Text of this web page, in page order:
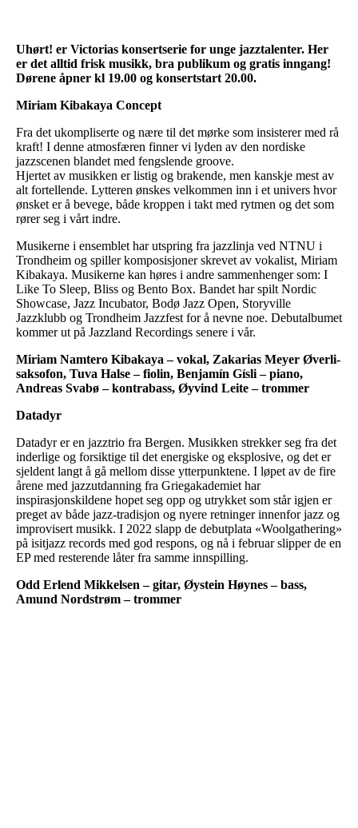
Uhørt! er Victorias konsertserie for unge jazztalenter. Her
er det alltid frisk musikk, bra publikum og gratis inngang!
Dørene åpner kl 19.00 og konsertstart 20.00.
Miriam Kibakaya Concept
Fra det ukompliserte og nære til det mørke som insisterer med rå
kraft! I denne atmosfæren finner vi lyden av den nordiske
jazzscenen blandet med fengslende groove.
Hjertet av musikken er listig og brakende, men kanskje mest av
alt fortellende. Lytteren ønskes velkommen inn i et univers hvor
ønsket er å bevege, både kroppen i takt med rytmen og det som
rører seg i vårt indre.
Musikerne i ensemblet har utspring fra jazzlinja ved NTNU i
Trondheim og spiller komposisjoner skrevet av vokalist, Miriam
Kibakaya. Musikerne kan høres i andre sammenhenger som: I
Like To Sleep, Bliss og Bento Box. Bandet har spilt Nordic
Showcase, Jazz Incubator, Bodø Jazz Open, Storyville
Jazzklubb og Trondheim Jazzfest for å nevne noe. Debutalbumet
kommer ut på Jazzland Recordings senere i vår.
Miriam Namtero Kibakaya – vokal, Zakarias Meyer Øverli-
saksofon, Tuva Halse – fiolin, Benjamín Gísli – piano,
Andreas Svabø – kontrabass, Øyvind Leite – trommer
Datadyr
Datadyr er en jazztrio fra Bergen. Musikken strekker seg fra det
inderlige og forsiktige til det energiske og eksplosive, og det er
sjeldent langt å gå mellom disse ytterpunktene. I løpet av de fire
årene med jazzutdanning fra Griegakademiet har
inspirasjonskildene hopet seg opp og utrykket som står igjen er
preget av både jazz-tradisjon og nyere retninger innenfor jazz og
improvisert musikk. I 2022 slapp de debutplata «Woolgathering»
på isitjazz records med god respons, og nå i februar slipper de en
EP med resterende låter fra samme innspilling.
Odd Erlend Mikkelsen – gitar, Øystein Høynes – bass,
Amund Nordstrøm – trommer